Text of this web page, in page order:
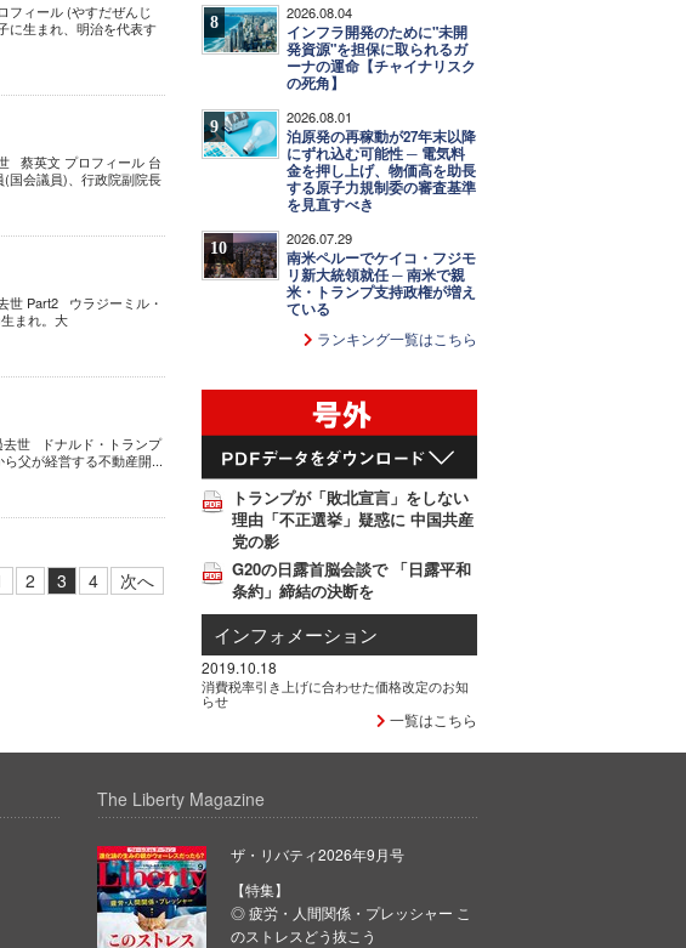
ィール (やすだぜんじ
に生まれ、明治を代表す
蔡英文 プロフィール 台
国会議員)、行政院副院長
世 Part2 ウラジーミル・
まれ。大
世 ドナルド・トランプ
父が経営する不動産開...
2 3 4 次へ
8 2026.08.04
インフラ開発のために"未開
発資源"を担保に取られるガ
ーナの運命【チャイナリスク
の死角】
9 2026.08.01
泊原発の再稼動が27年末以降
にずれ込む可能性 ─ 電気料
金を押し上げ、物価高を助長
する原子力規制委の審査基準
を見直すべき
10 2026.07.29
南米ペルーでケイコ・フジモ
リ新大統領就任 ─ 南米で親
米・トランプ支持政権が増え
ている
ランキング一覧はこちら
トランプが「敗北宣言」をしない
理由「不正選挙」疑惑に 中国共産
党の影
G20の日露首脳会談で 「日露平和
条約」締結の決断を
インフォメーション
2019.10.18
消費税率引き上げに合わせた価格改定のお知
らせ
一覧はこちら
The Liberty Magazine
ザ・リバティ2026年9月号
【特集】
◎ 疲労・人間関係・プレッシャー こ
のストレスどう抜こう